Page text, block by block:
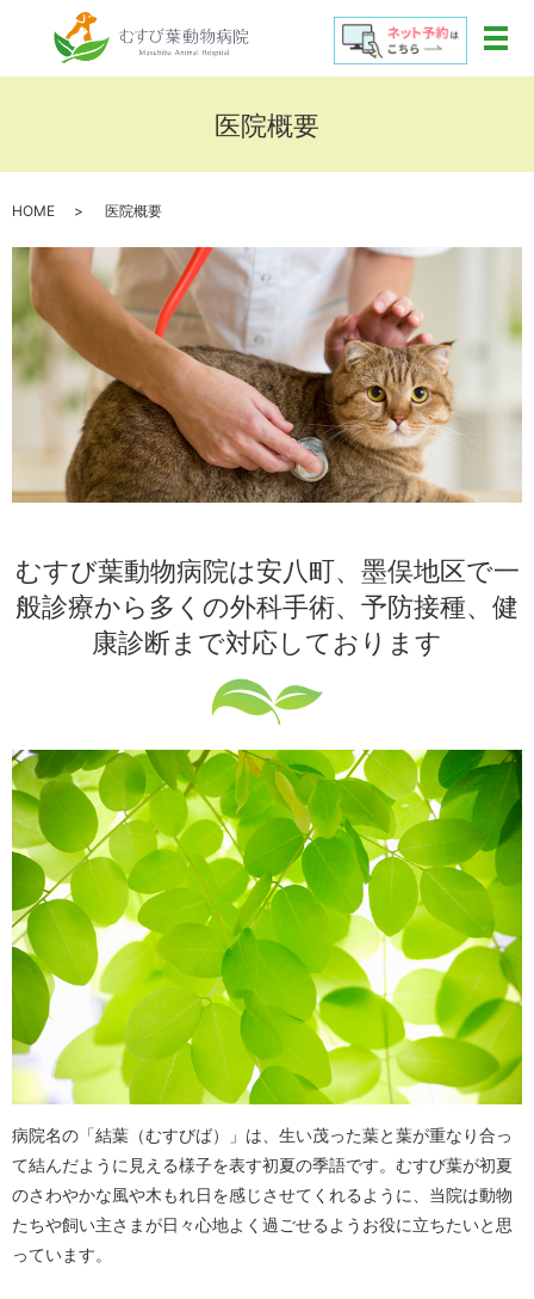
メ
医院概要
HOME 医院概要
むすび葉動物病院は安八町、墨俣地区で一
般診療から多くの外科手術、予防接種、 健
康診断まで対応しております
病院名の「結葉（むすびば）」は、生い茂った葉と葉が重なり合っ
て結んだように見える様子を表す初夏の季語です。 むすび葉が初夏
のさわやかな風や木もれ日を感じさせてくれるように、当院は動物
たちや飼い主さまが日々心地よく過ごせるようお役に立ちたいと思
っています。